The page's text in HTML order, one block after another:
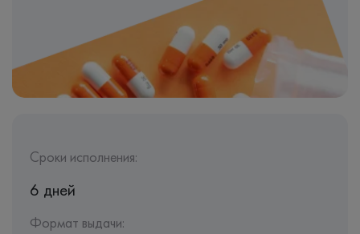
Сроки исполнения:
6 дней
Формат выдачи: